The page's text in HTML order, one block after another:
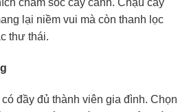
chăm sóc cây cảnh. Chậu cây
lại niềm vui mà còn thanh lọc
thư thái.
đầy đủ thành viên gia đình. Chọn